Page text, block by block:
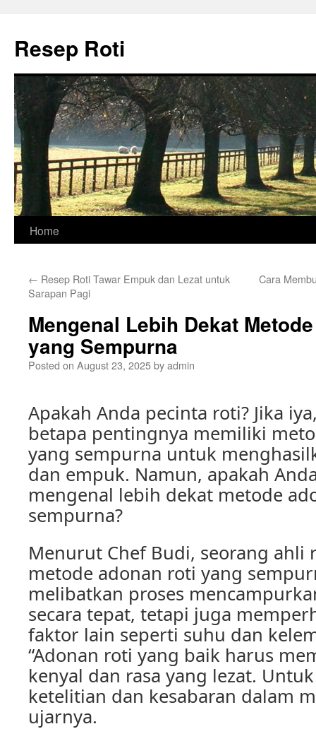
content
Resep Roti
Home
← Resep Roti Tawar Empuk dan Lezat untuk
Sarapan Pagi
Cara
Mengenal Lebih Dekat
yang Sempurna
Posted on August 23, 2025byadmin
Apakah Anda pecinta roti? Jika
betapa pentingnya memiliki
yang sempurna untuk
dan empuk. Namun, apakah
mengenal lebih dekat metode
sempurna?
Menurut Chef Budi, seorang ahli
metode adonan roti yang
melibatkan proses
secara tepat, tetapi juga
faktor lain seperti suhu dan
“Adonan roti yang baik harus
kenyal dan rasa yang lezat.
ketelitian dan kesabaran dalam
ujarnya.